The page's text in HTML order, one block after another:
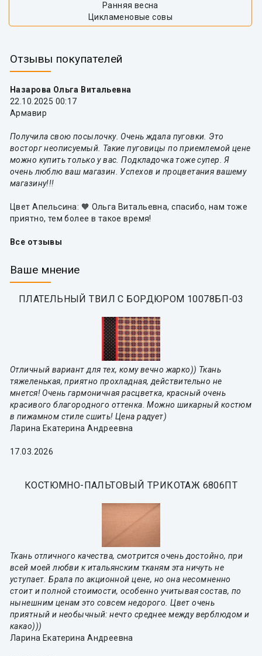
Ранняя весна
Цикламеновые совы
Отзывы покупателей
Назарова Ольга Витальевна
22.10.2025 00:17
Армавир
Получила свою посылочку. Очень ждала пуговки. Это
восторг неописуемый. Такие пуговицы по приемлемой цене
можно купить только у вас. Подкладочка тоже супер. Я
очень люблю ваш магазин. Успехов и процветания вашему
магазину!!!
Цвет Апельсина: 🧡 Ольга Витальевна, спасибо, нам тоже
приятно, тем более в такое время!
Все отзывы
Ваше мнение
ПЛАТЕЛЬНЫЙ ТВИЛ С БОРДЮРОМ 10078БП-03
Отличный вариант для тех, кому вечно жарко)) Ткань
тяжеленькая, приятно прохладная, действительно не
мнется! Очень гармоничная расцветка, красный очень
красивого благородного оттенка. Можно шикарный костюм
в пижамном стиле сшить! Цена радует)
Ларина Екатерина Андреевна
17.03.2026
КОСТЮМНО-ПАЛЬТОВЫЙ ТРИКОТАЖ 6806ПТ
Ткань отличного качества, смотрится очень достойно, при
всей моей любви к итальянским тканям эта ничуть не
уступает. Брала по акционной цене, но она несомненно
стоит и полной стоимости, особенно учитывая состав, по
нынешним ценам это совсем недорого. Цвет очень
приятный и необычный: нечто среднее между верблюдом и
какао)))
Ларина Екатерина Андреевна